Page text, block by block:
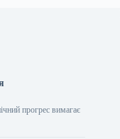
прогрес вимагає